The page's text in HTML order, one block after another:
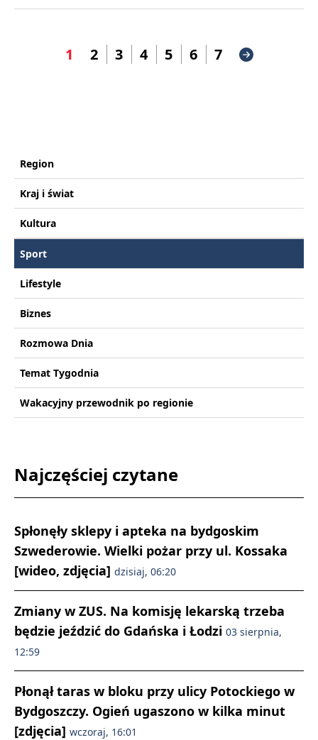
1 2 3 4 5 6 7
Region
Kraj i świat
Kultura
Sport
Lifestyle
Biznes
Rozmowa Dnia
Temat Tygodnia
Wakacyjny przewodnik po regionie
Najczęściej czytane
Spłonęły sklepy i apteka na bydgoskim
Szwederowie. Wielki pożar przy ul. Kossaka
[wideo, zdjęcia] dzisiaj, 06:20
Zmiany w ZUS. Na komisję lekarską trzeba
będzie jeździć do Gdańska i Łodzi 03 sierpnia,
12:59
Płonął taras w bloku przy ulicy Potockiego w
Bydgoszczy. Ogień ugaszono w kilka minut
[zdjęcia] wczoraj, 16:01